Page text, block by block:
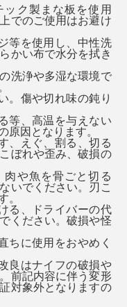
英国独立研究機関
界最高評価基準であ
え、耐久性は117％
した。
：切れ味性能150/110,刃
まると、ネギやミョ
ックをつくったり、
とを密かな発散法に
レッダーにかけて、
も大好物（笑）。
ク製まな板を使用
でのご使用はお避け
等を使用し、中性洗
かい布で水分を拭き
洗浄や多湿な環境で
。傷や切れ味の鈍り
等、高温を与えない
原因となります。
、えぐ、割る、切る
ぼれや歪み、破損の
や魚を骨ごと切る
いでください。刃こ
る、ドライバーの代
ください。破損や怪
ちに使用をおやめく
良はナイフの破損や
前記内容に伴う変形
対象外となりますの